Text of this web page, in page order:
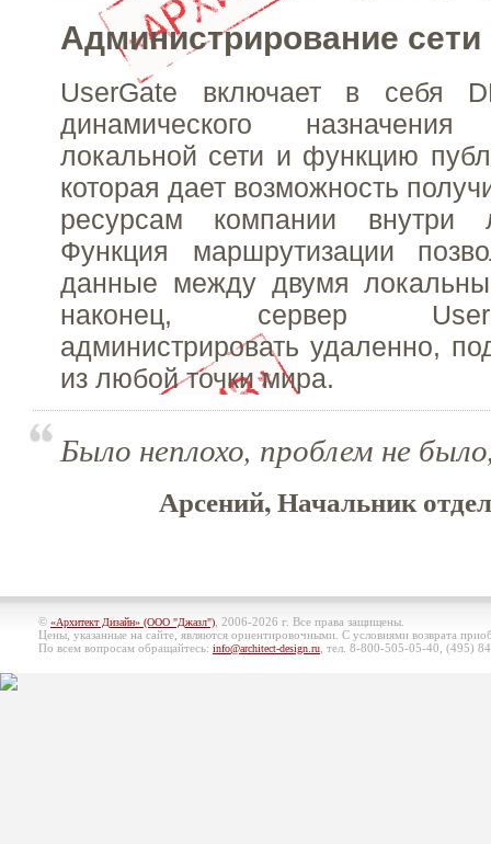
Администрирование сети
UserGate включает в себя
динамического
локальной сети и функцию
которая дает возможность
ресурсам компании внутри
Функция маршрутизации
данные между двумя
наконец, сервер
администрировать удаленно,
из любой точки мира.
Было неплохо, проблем не
Арсений, Начальник
© «Архитект Дизайн» (ООО "Джазл") , 2006-2026 г. Все права защищены.
Цены, указанные на сайте, являются ориентировочными. С условиями возврата
По всем вопросам обращайтесь: info@architect-design.ru , тел. 8-800-505-05-40, (495)